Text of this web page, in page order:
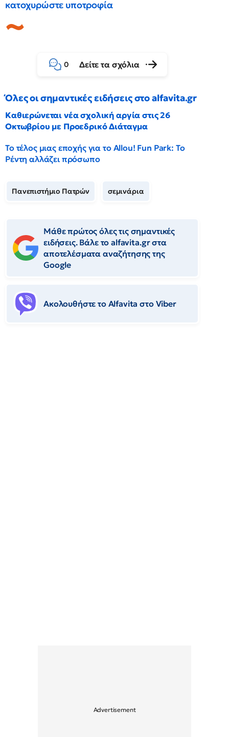
κατοχυρώστε υποτροφία
0 Δείτε τα σχόλια
Όλες οι σημαντικές ειδήσεις στο alfavita.gr
Καθιερώνεται νέα σχολική αργία στις 26
Οκτωβρίου με Προεδρικό Διάταγμα
Το τέλος μιας εποχής για το Allou! Fun Park: Το
Ρέντη αλλάζει πρόσωπο
Πανεπιστήμιο Πατρών σεμινάρια
Μάθε πρώτος όλες τις σημαντικές
ειδήσεις. Βάλε το alfavita.gr στα
αποτελέσματα αναζήτησης της
Google
Ακολουθήστε το Αlfavita στο Viber